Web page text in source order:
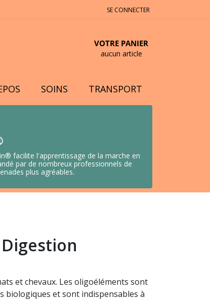
SE CONNECTER
VOTRE PANIER
aucun article
SOINS TRANSPORT
facilite l'apprentissage de la marche en
par de nombreux professionnels de
plus agréables.
et chevaux. Les oligoéléments sont
biologiques et sont indispensables à